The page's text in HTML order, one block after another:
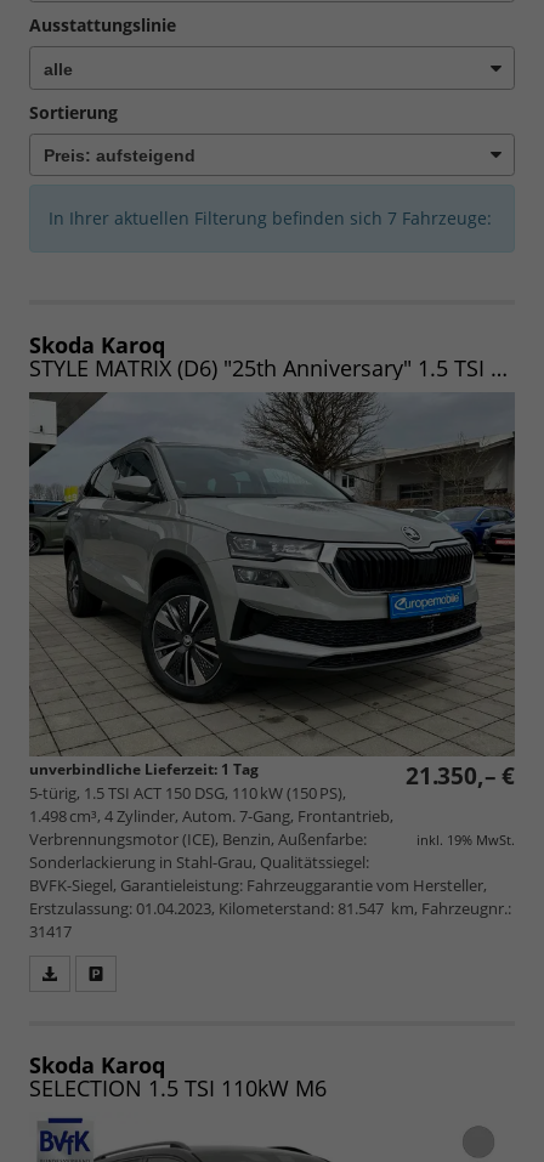
Ausstattungslinie
Sortierung
In Ihrer aktuellen Filterung befinden sich 7 Fahrzeuge:
Skoda Karoq
STYLE MATRIX (D6) "25th Anniversary" 1.5 TSI 150 DSG (Lager) MATRIX|NAV|WINTER|AHK|UVM.
21.350,– €
inkl. 19% MwSt.
unverbindliche Lieferzeit: 1 Tag
5-türig, 1.5 TSI ACT 150 DSG, 110 kW (150 PS),
1.498 cm³, 4 Zylinder, Autom. 7-Gang, Frontantrieb,
Verbrennungsmotor (ICE), Benzin, Außenfarbe:
Sonderlackierung in Stahl-Grau, Qualitätssiegel:
BVFK-Siegel, Garantieleistung: Fahrzeuggarantie vom Hersteller,
Erstzulassung: 01.04.2023, Kilometerstand: 81.547 km, Fahrzeugnr.:
31417
speichern/drucken
Skoda Karoq
SELECTION 1.5 TSI 110kW M6